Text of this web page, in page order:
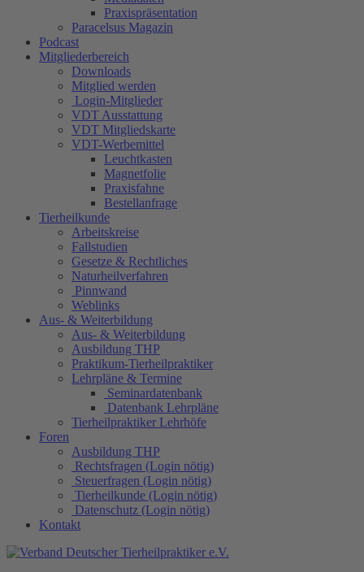
Praxispräsentation
Paracelsus Magazin
Podcast
Mitgliederbereich
Downloads
Mitglied werden
Login-Mitglieder
VDT Ausstattung
VDT Mitgliedskarte
VDT-Werbemittel
Leuchtkasten
Magnetfolie
Praxisfahne
Bestellanfrage
Tierheilkunde
Arbeitskreise
Fallstudien
Gesetze & Rechtliches
Naturheilverfahren
Pinnwand
Weblinks
Aus- & Weiterbildung
Aus- & Weiterbildung
Ausbildung THP
Praktikum-Tierheilpraktiker
Lehrpläne & Termine
Seminardatenbank
Datenbank Lehrpläne
Tierheilpraktiker Lehrhöfe
Foren
Ausbildung THP
Rechtsfragen (Login nötig)
Steuerfragen (Login nötig)
Tierheilkunde (Login nötig)
Datenschutz (Login nötig)
Kontakt